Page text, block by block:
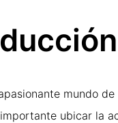
mundo
ubicar la